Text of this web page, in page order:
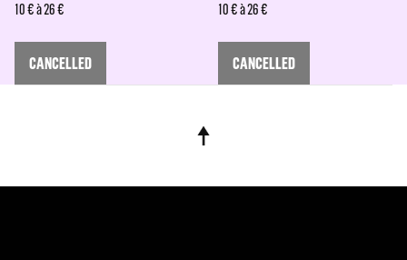
10 € à 26 €
CANCELLED
10 € à 26 €
CANCELLED